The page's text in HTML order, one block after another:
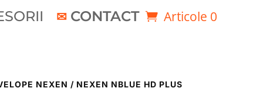
CONTACT Articole 0
NEXEN / NEXEN NBLUE HD PLUS